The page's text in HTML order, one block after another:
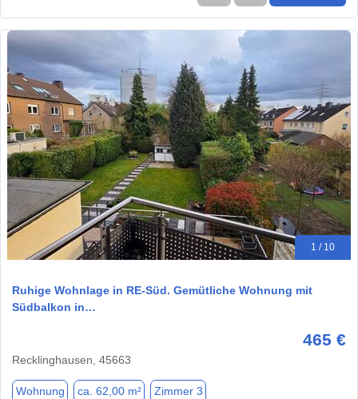
1 / 10
Ruhige Wohnlage in RE-Süd. Gemütliche Wohnung mit
Südbalkon in…
465 €
Recklinghausen, 45663
Wohnung ca. 62,00 m² Zimmer 3